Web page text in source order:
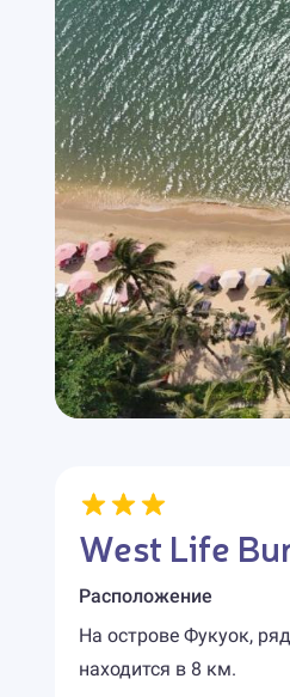
West Life
Расположение
На острове Фукуок,
находится в 8 км.